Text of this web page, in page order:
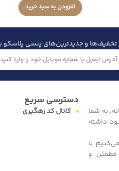
افزودن به سبد خرید
تخفیف‌ها و جدیدترین‌های پنسی پلاسکو
به شما
داشته
تا
مطمئن و
دسترسی سریع
کانال کد رهگیری